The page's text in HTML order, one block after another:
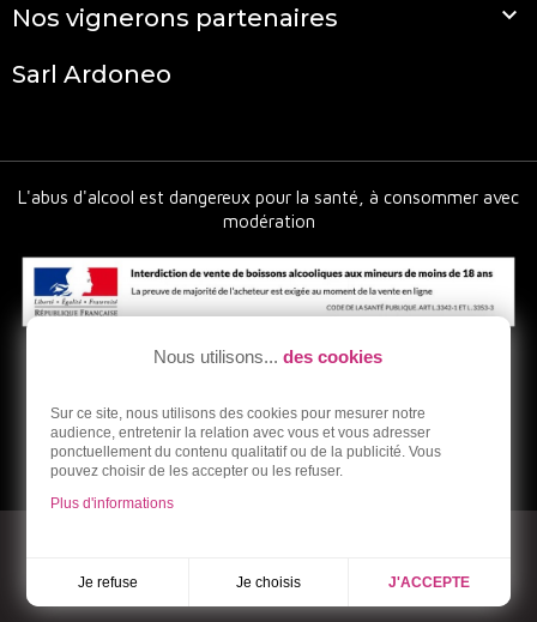
Nos vignerons partenaires 
Sarl Ardoneo
L'abus d'alcool est dangereux pour la santé, à consommer avec
modération
Nous utilisons... des cookies
Sur ce site, nous utilisons des cookies pour mesurer notre
audience, entretenir la relation avec vous et vous adresser
ponctuellement du contenu qualitatif ou de la publicité. Vous
pouvez choisir de les accepter ou les refuser.
Plus d'informations
Je refuse Je choisis J'ACCEPTE
Réalisation Dream me up